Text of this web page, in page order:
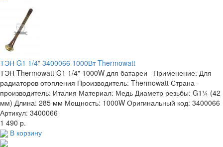
ТЭН G1 1/4" 3400066 1000Вт Thermowatt
ТЭН Thermowatt G1 1/4" 1000W для батареи Применение: Для
радиаторов отопления Производитель: Thermowatt Страна -
производитель: Италия Материал: Медь Диаметр резьбы: G1¼ (42
мм) Длина: 285 мм Мощность: 1000W Оригинальный код: 3400066
Артикул: 3400066
1 490 р.
В корзину